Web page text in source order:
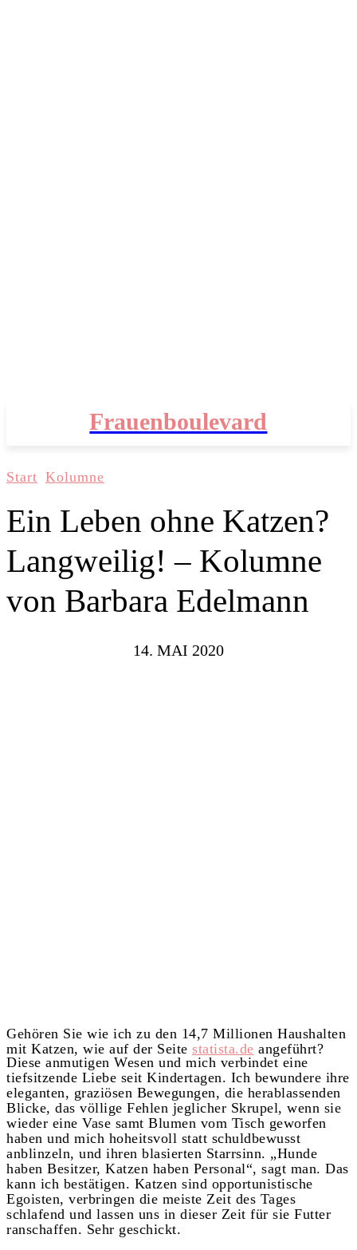
Frauenboulevard
Start Kolumne
Ein Leben ohne Katzen?
Langweilig! – Kolumne
von Barbara Edelmann
14. MAI 2020
Gehören Sie wie ich zu den 14,7 Millionen Haushalten
mit Katzen, wie auf der Seite statista.de angeführt?
Diese anmutigen Wesen und mich verbindet eine
tiefsitzende Liebe seit Kindertagen. Ich bewundere ihre
eleganten, graziösen Bewegungen, die herablassenden
Blicke, das völlige Fehlen jeglicher Skrupel, wenn sie
wieder eine Vase samt Blumen vom Tisch geworfen
haben und mich hoheitsvoll statt schuldbewusst
anblinzeln, und ihren blasierten Starrsinn. „Hunde
haben Besitzer, Katzen haben Personal“, sagt man. Das
kann ich bestätigen. Katzen sind opportunistische
Egoisten, verbringen die meiste Zeit des Tages
schlafend und lassen uns in dieser Zeit für sie Futter
ranschaffen. Sehr geschickt.